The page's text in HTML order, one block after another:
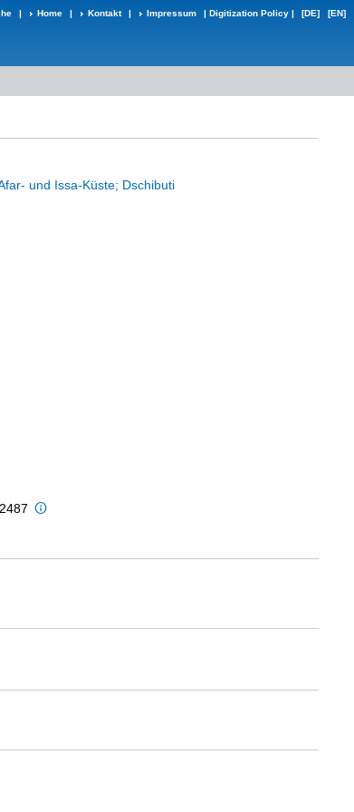
| Home | Kontakt | Impressum | Digitization Policy | [DE] [EN]
und Issa-Küste; Dschibuti